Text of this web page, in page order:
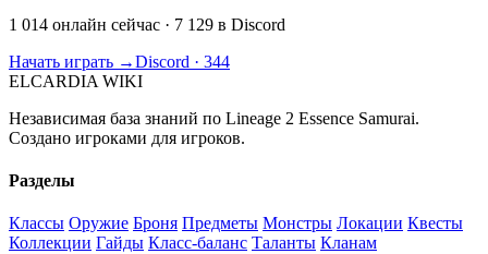
1 014 онлайн сейчас · 7 129 в Discord
Начать играть →Discord · 344
ELCARDIA WIKI
Независимая база знаний по Lineage 2 Essence Samurai.
Создано игроками для игроков.
Разделы
Классы Оружие Броня Предметы Монстры Локации Квесты
Коллекции Гайды Класс-баланс Таланты Кланам